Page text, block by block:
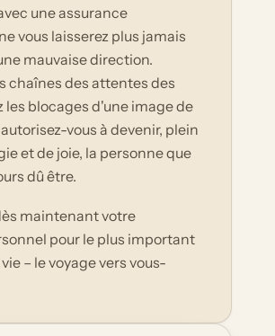
une assurance
vous laisserez plus jamais
mauvaise direction.
chaînes des attentes des
les blocages d'une image de
vous à devenir, plein
et de joie, la personne que
dû être.
maintenant votre
pour le plus important
– le voyage vers vous-